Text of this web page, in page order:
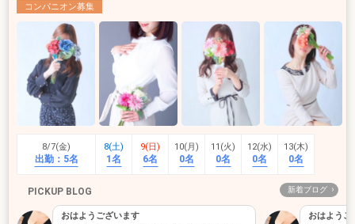
コンパニオン募集
8/7(金)
出勤： 5名
8(土)
1名
9(日)
6名
10(月)
0名
11(火)
0名
12(水)
0名
13(木)
0名
PICKUP BLOG 新着ブログ
おはようございます
おはようご